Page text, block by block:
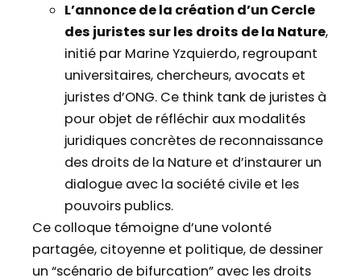
L’annonce de la création d’un Cercle
des juristes sur les droits de la Nature,
initié par Marine Yzquierdo, regroupant
universitaires, chercheurs, avocats et
juristes d’ONG. Ce think tank de juristes à
pour objet de réfléchir aux modalités
juridiques concrètes de reconnaissance
des droits de la Nature et d’instaurer un
dialogue avec la société civile et les
pouvoirs publics.
Ce colloque témoigne d’une volonté
partagée, citoyenne et politique, de dessiner
un “scénario de bifurcation” avec les droits